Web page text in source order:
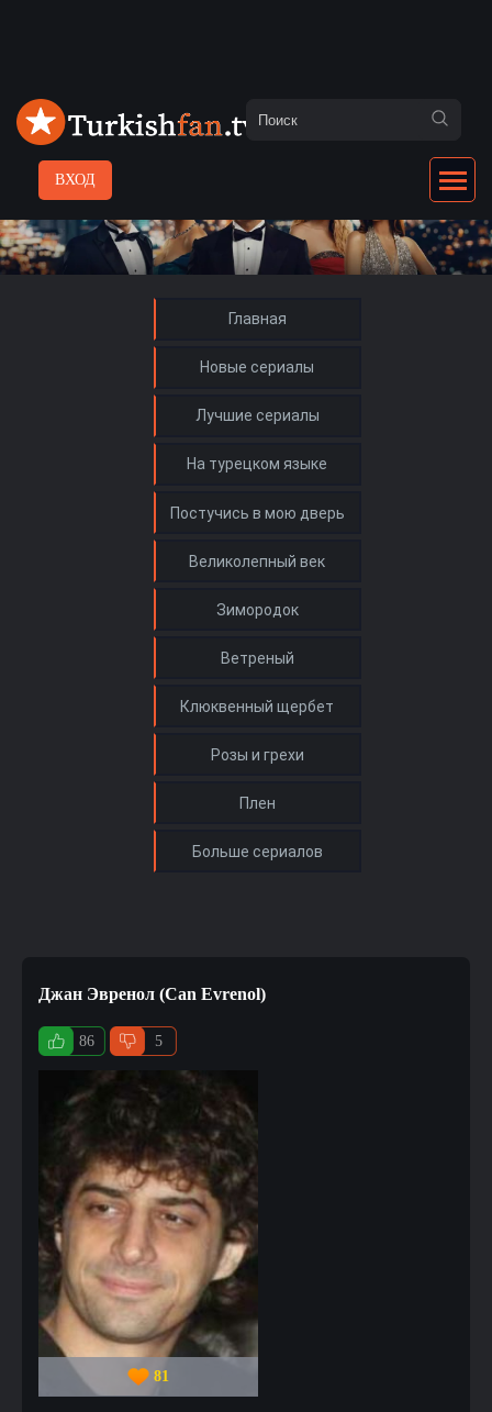
ВХОД
Главная
Новые сериалы
Лучшие сериалы
На турецком языке
Джан Эвренол (Can Evrenol)
86 5
81